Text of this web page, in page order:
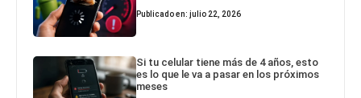
Publicado en: julio 22, 2026
Si tu celular tiene más de 4 años, esto
es lo que le va a pasar en los próximos
meses